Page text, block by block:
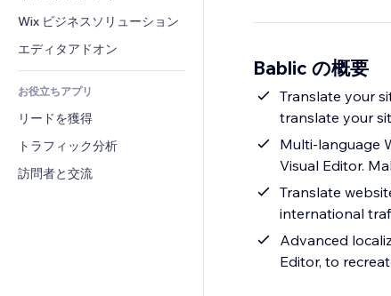
食品・飲料
ニュース
バナー・バッジ
電卓
検索
天気
チャート・テーブル
電話
コミュニティィ
レビュー・お客さまの声
CRM
Wix ビジネスソリューション
エディタアドオン
お役立ちアプリ
リードを獲得
トラフィック分析
訪問者と交流
Bablic の概要
Translate your
translate your
Multi-language Wix translation app -
Visual Editor.
Translate
international
Advanced
Editor, to